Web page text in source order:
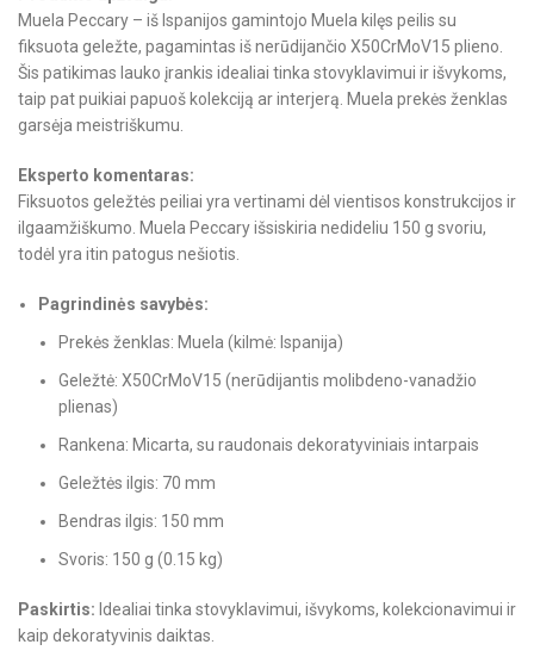
Muela Peccary – iš Ispanijos gamintojo Muela kilęs peilis su
fiksuota geležte, pagamintas iš nerūdijančio X50CrMoV15 plieno.
Šis patikimas lauko įrankis idealiai tinka stovyklavimui ir išvykoms,
taip pat puikiai papuoš kolekciją ar interjerą. Muela prekės ženklas
garsėja meistriškumu.
Eksperto komentaras:
Fiksuotos geležtės peiliai yra vertinami dėl vientisos konstrukcijos ir
ilgaamžiškumo. Muela Peccary išsiskiria nedideliu 150 g svoriu,
todėl yra itin patogus nešiotis.
Pagrindinės savybės:
Prekės ženklas: Muela (kilmė: Ispanija)
Geležtė: X50CrMoV15 (nerūdijantis molibdeno-vanadžio
plienas)
Rankena: Micarta, su raudonais dekoratyviniais intarpais
Geležtės ilgis: 70 mm
Bendras ilgis: 150 mm
Svoris: 150 g (0.15 kg)
Paskirtis: Idealiai tinka stovyklavimui, išvykoms, kolekcionavimui ir
kaip dekoratyvinis daiktas.